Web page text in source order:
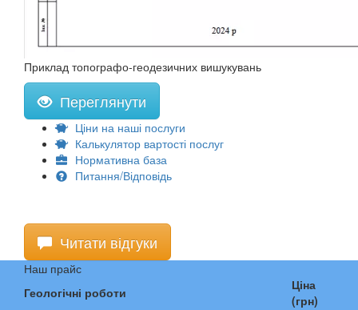
Приклад топографо-геодезичних вишукувань
Переглянути
Ціни на наші послуги
Калькулятор вартості послуг
Нормативна база
Питання/Відповідь
Читати відгуки
Наш прайс
Геологічні роботи
Ціна
(грн)